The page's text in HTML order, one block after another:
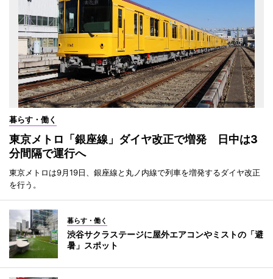
暮らす・働く
東京メトロ「銀座線」ダイヤ改正で増発 日中は3
分間隔で運行へ
東京メトロは9月19日、銀座線と丸ノ内線で列車を増発するダイヤ改正
を行う。
暮らす・働く
渋谷サクラステージに屋外エアコンやミストの「避
暑」スポット